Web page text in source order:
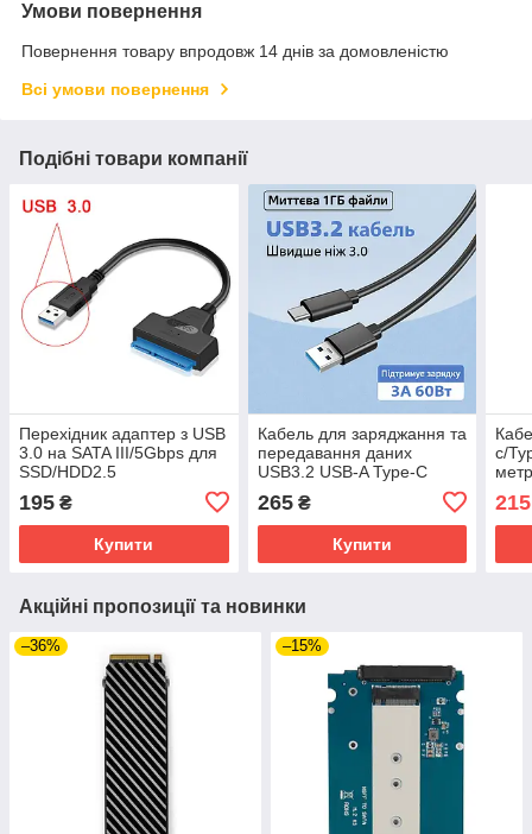
Умови повернення
Повернення товару впродовж 14 днів за домовленістю
Всі умови повернення
Подібні товари компанії
Перехідник адаптер з USB
3.0 на SATA III/5Gbps для
SSD/HDD2.5
195 ₴
Купити
Кабель для заряджання та
передавання даних
USB3.2 USB-A Type-C
10Gbps 3A 60W 2 метри
265₴
Купити
c/
215
Акційні пропозиції та новинки
–36% –15%